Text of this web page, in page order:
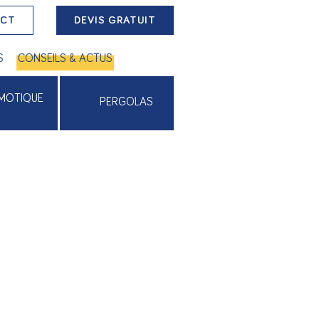
DEVIS GRATUIT
CONSEILS & ACTUS
PERGOLAS